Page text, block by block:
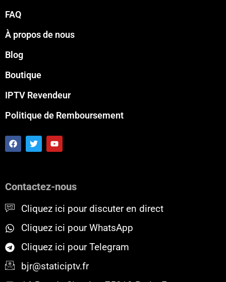
FAQ
À propos de nous
Blog
Boutique
IPTV Revendeur
Politique de Remboursement
F
a
c
o
T
w
i
r
Y
o
u
e
Contactez-nous
Cliquez ici pour discuter en direct
Cliquez ici pour WhatsApp
Cliquez ici pour Telegram
bjr@staticiptv.fr